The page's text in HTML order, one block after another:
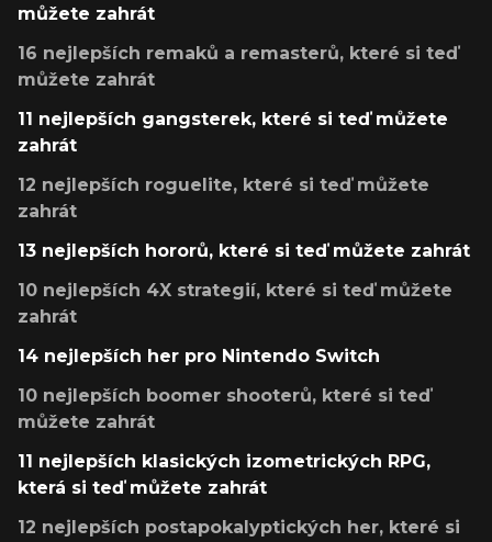
můžete zahrát
16 nejlepších remaků a remasterů, které si teď
můžete zahrát
11 nejlepších gangsterek, které si teď můžete
zahrát
12 nejlepších roguelite, které si teď můžete
zahrát
13 nejlepších hororů, které si teď můžete zahrát
10 nejlepších 4X strategií, které si teď můžete
zahrát
14 nejlepších her pro Nintendo Switch
10 nejlepších boomer shooterů, které si teď
můžete zahrát
11 nejlepších klasických izometrických RPG,
která si teď můžete zahrát
12 nejlepších postapokalyptických her, které si